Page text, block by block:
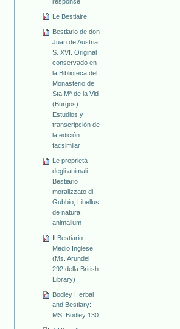
Le Bestiaire
Bestiario de don
Juan de Austria.
S. XVI. Original
conservado en
la Biblioteca del
Monasterio de
Sta Mª de la Vid
(Burgos).
Estudios y
transcripción de
la edición
facsimilar
Le proprietà
degli animali.
Bestiario
moralizzato di
Gubbio; Libellus
de natura
animalium
Il Bestiario
Medio Inglese
(Ms. Arundel
292 della British
Library)
Bodley Herbal
and Bestiary:
MS. Bodley 130